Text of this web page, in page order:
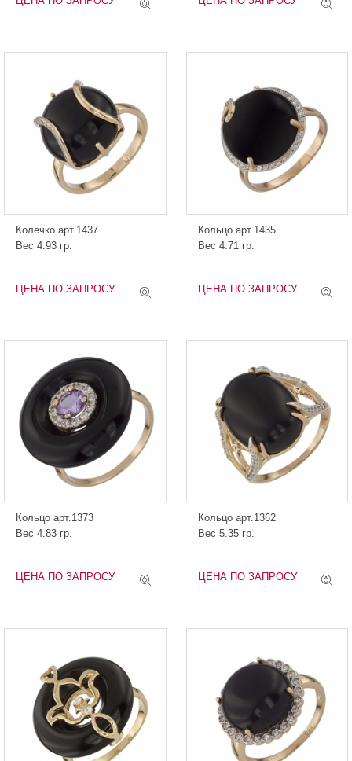
Колечко арт.1437
Вес 4.93 гр.
ЦЕНА ПО ЗАПРОСУ
Кольцо арт.1435
Вес 4.71 гр.
ЦЕНА ПО ЗАПРОСУ
Кольцо арт.1373
Вес 4.83 гр.
ЦЕНА ПО ЗАПРОСУ
Кольцо арт.1362
Вес 5.35 гр.
ЦЕНА ПО ЗАПРОСУ